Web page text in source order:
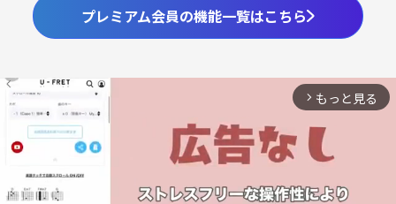
プレミアム会員の機能一覧はこちら
arrow_forward_ios もっと見る